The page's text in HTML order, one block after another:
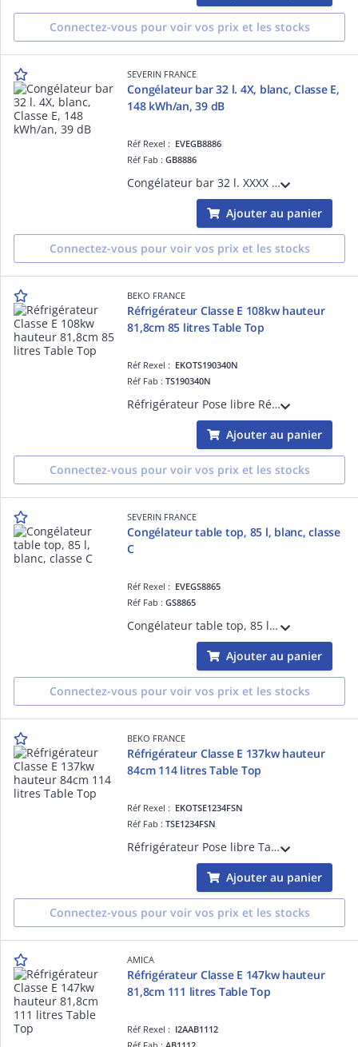
Connectez-vous pour voir vos prix et les stocks
SEVERIN FRANCE
Congélateur bar 32 l. 4X, blanc, Classe E,
148 kWh/an, 39 dB
Réf Rexel : EVEGB8886
Réf Fab :GB8886
Congélateur bar 32 l. XXXX , blanc, E, 148 kWh/an, 39 dB
Ajouter au panier
Connectez-vous pour voir vos prix et les stocks
BEKO FRANCE
Réfrigérateur Classe E 108kw hauteur
81,8cm 85 litres Table Top
Réf Rexel : EKOTS190340N
Réf Fab :TS190340N
Réfrigérateur Pose libre Réfrigérateur > Pose libre > Table top - congélateur en haut Statique Technologie de froid : MinFrost Volume total (litres) : 85 Volume net du réfrigérateur (litres) : 73 Volume net du congélateur (litres) :
Ajouter au panier
Connectez-vous pour voir vos prix et les stocks
SEVERIN FRANCE
Congélateur table top, 85 l, blanc, classe
C
Réf Rexel : EVEGS8865
Réf Fab :GS8865
Congélateur table top, 85 l, classe énergétique C, 105 kWh/an, classe climatique N-ST, capacité de congélation : 4 kg en 24 heures, 38 dB(A) - classe C, butée de porte à droite réversible, 2 tiroirs et 1 compartiment à porte abattante
Ajouter au panier
Connectez-vous pour voir vos prix et les stocks
BEKO FRANCE
Réfrigérateur Classe E 137kw hauteur
84cm 114 litres Table Top
Réf Rexel : EKOTSE1234FSN
Réf Fab :TSE1234FSN
Réfrigérateur Pose libre Table top - congélateur en haut Statique Technologie de froid : MinFrost Volume total (litres) : 114 Volume net du réfrigérateur (litres) : 101 Volume net du congélateur (litres) : 13 Classe d'efficacité éne
Ajouter au panier
Connectez-vous pour voir vos prix et les stocks
AMICA
Réfrigérateur Classe E 147kw hauteur
81,8cm 111 litres Table Top
Réf Rexel : I2AAB1112